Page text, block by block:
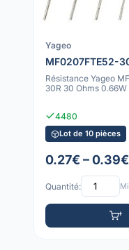
Yageo
MF0207FTE52-
Résistance Yageo
30R 30 Ohms
4480
Lot de 10 pièces
0.27€ – 0.39€
Quantité: